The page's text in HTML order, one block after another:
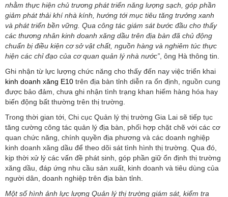
nhằm thực hiện chủ trương phát triển năng lượng sạch, góp phần
giảm phát thải khí nhà kính, hướng tới mục tiêu tăng trưởng xanh
và phát triển bền vững. Qua công tác giám sát bước đầu cho thấy
các thương nhân kinh doanh xăng dầu trên địa bàn đã chủ động
chuẩn bị điều kiện cơ sở vật chất, nguồn hàng và nghiêm túc thực
hiện các chỉ đạo của cơ quan quản lý nhà nước” , ông Hà thông tin.
Ghi nhận từ lực lượng chức năng cho thấy đến nay việc triển khai
kinh doanh xăng E10 trên địa bàn tỉnh diễn ra ổn định, nguồn cung
được bảo đảm, chưa ghi nhận tình trạng khan hiếm hàng hóa hay
biến động bất thường trên thị trường.
Trong thời gian tới, Chi cục Quản lý thị trường Gia Lai sẽ tiếp tục
tăng cường công tác quản lý địa bàn, phối hợp chặt chẽ với các cơ
quan chức năng, chính quyền địa phương và các doanh nghiệp
kinh doanh xăng dầu để theo dõi sát tình hình thị trường. Qua đó,
kịp thời xử lý các vấn đề phát sinh, góp phần giữ ổn định thị trường
xăng dầu, đáp ứng nhu cầu sản xuất, kinh doanh và tiêu dùng của
người dân, doanh nghiệp trên địa bàn tỉnh.
Một số hình ảnh lực lượng Quản lý thị trường giám sát, kiểm tra